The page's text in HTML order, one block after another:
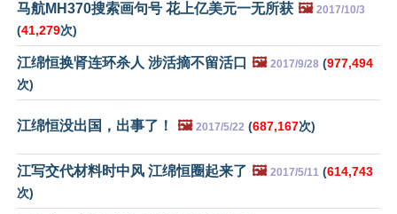
马航MH370搜索画句号 花上亿美元一无所获 🖼️ 2017/10/3
(41,279次)
江绵恒换肾连环杀人 涉活摘不留活口 🖼️ 2017/9/28 (977,494
次)
江绵恒没出国，出事了！ 🖼️ 2017/5/22 (687,167次)
江写交代材料时中风 江绵恒圈起来了 🖼️ 2017/5/11 (614,743
次)